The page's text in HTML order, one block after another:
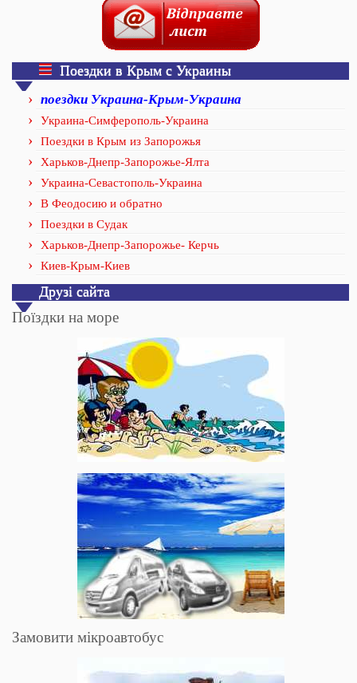
Поездки в Крым с Украины
поездки Украина-Крым-Украина
Украина-Симферополь-Украина
Поездки в Крым из Запорожья
Харьков-Днепр-Запорожье-Ялта
Украина-Севастополь-Украина
В Феодосию и обратно
Поездки в Судак
Харьков-Днепр-Запорожье- Керчь
Киев-Крым-Киев
Друзі сайта
Поїздки на море
Замовити мікроавтобус